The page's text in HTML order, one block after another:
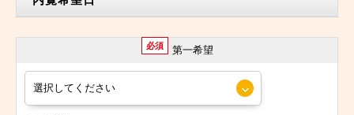
必須 第一希望